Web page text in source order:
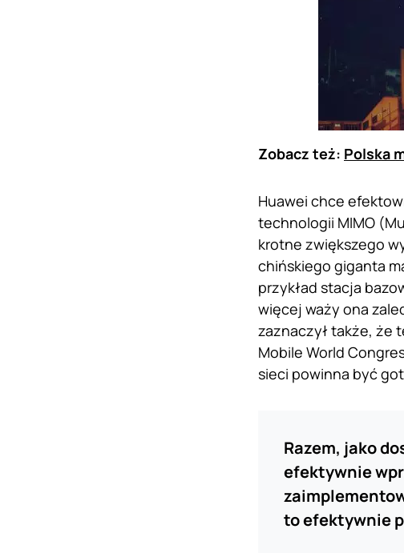
Zobacz też: Polska
Huawei chce
technologii MIMO
krotne zwiększego
chińskiego giganta
przykład stacja
więcej waży ona
zaznaczył także, że
Mobile World
sieci powinna być
Razem, jako
efektywnie
to efektywnie